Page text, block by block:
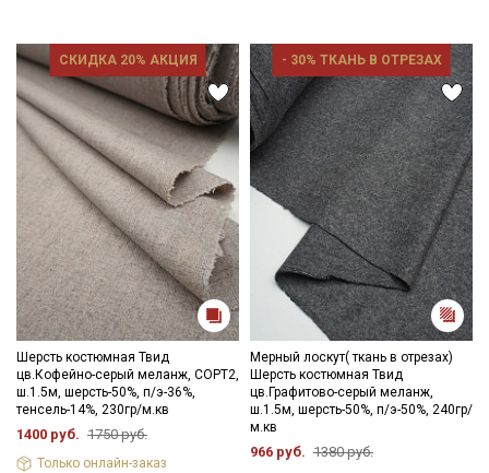
СКИДКА 20% АКЦИЯ
Шерсть костюмная Твид
цв.Кофейно-серый меланж, СОРТ2,
ш.1.5м, шерсть-50%, п/э-36%,
тенсель-14%, 230гр/м.кв
1400 руб. 1750 руб.
Только онлайн-заказ
- 30% ТКАНЬ В ОТРЕЗАХ
Мерный лоскут( ткань в отрезах)
Шерсть костюмная Твид
цв.Графитово-серый меланж,
ш.1.5м, шерсть-50%, п/э-50%, 240гр/
м.кв
966 руб. 1380 руб.